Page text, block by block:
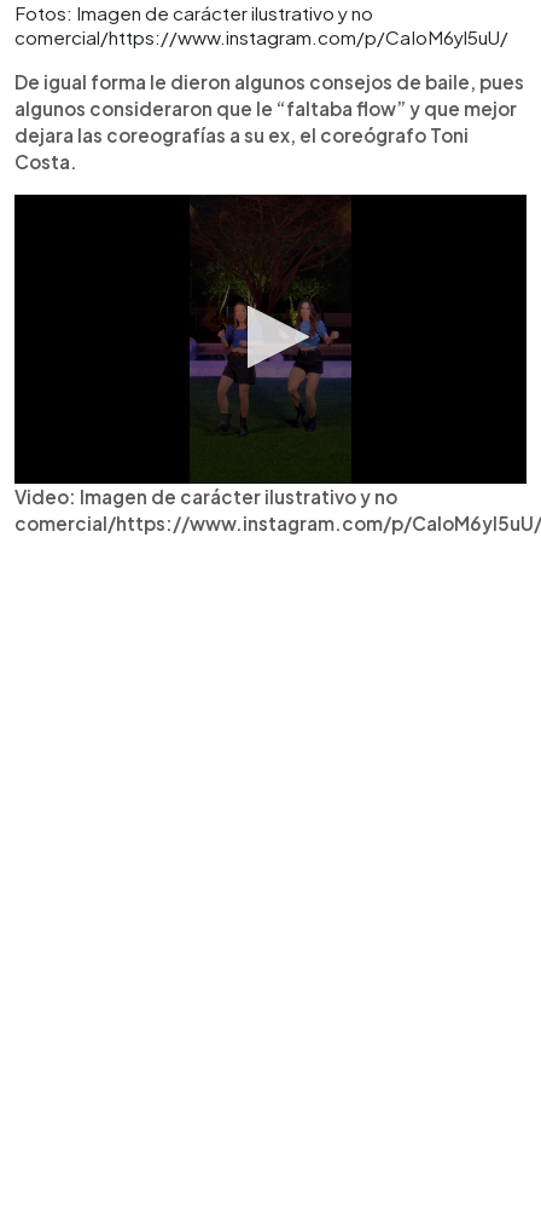
Fotos: Imagen de carácter ilustrativo y no
comercial/https://www.instagram.com/p/CaIoM6yl5uU/
De igual forma le dieron algunos consejos de baile, pues
algunos consideraron que le “faltaba flow” y que mejor
dejara las coreografías a su ex, el coreógrafo Toni
Costa.
Video: Imagen de carácter ilustrativo y no
comercial/https://www.instagram.com/p/CaIoM6yl5uU/